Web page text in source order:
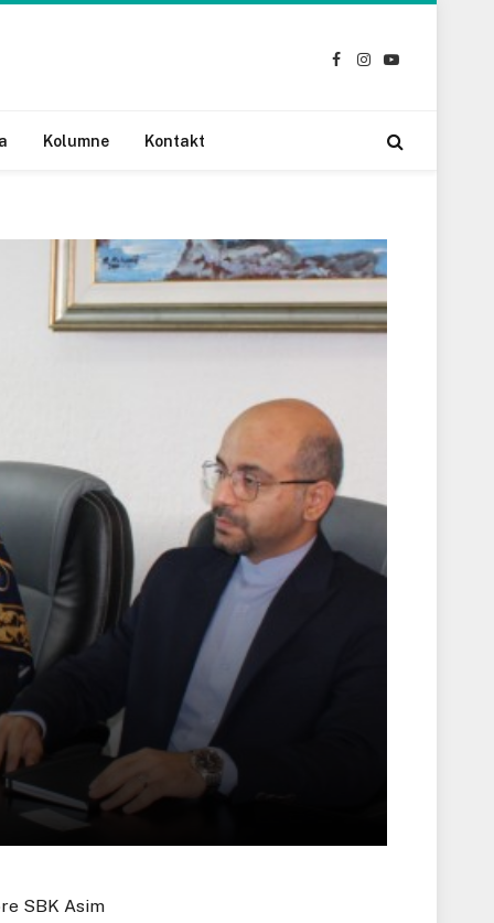
Facebook
Instagram
YouTube
Kolumne Kontakt
SBK Asim